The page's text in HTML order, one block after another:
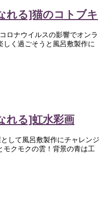
れる]猫のコトブキ
ナウイルスの影響でオンラ
く過ごそうと風呂敷製作に
れる]虹水彩画
て風呂敷製作にチャレンジ
モクモクの雲！背景の青は工